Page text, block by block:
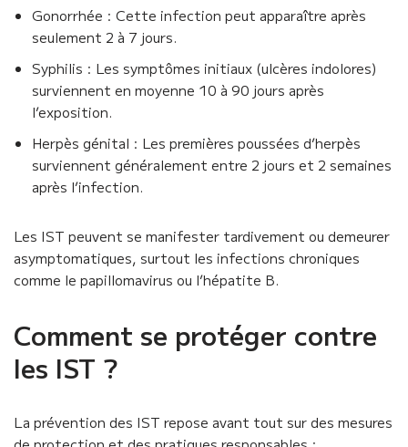
Gonorrhée : Cette infection peut apparaître après
seulement 2 à 7 jours.
Syphilis : Les symptômes initiaux (ulcères indolores)
surviennent en moyenne 10 à 90 jours après
l’exposition.
Herpès génital : Les premières poussées d’herpès
surviennent généralement entre 2 jours et 2 semaines
après l’infection.
Les IST peuvent se manifester tardivement ou demeurer
asymptomatiques, surtout les infections chroniques
comme le papillomavirus ou l’hépatite B.
Comment se protéger contre
les IST ?
La prévention des IST repose avant tout sur des mesures